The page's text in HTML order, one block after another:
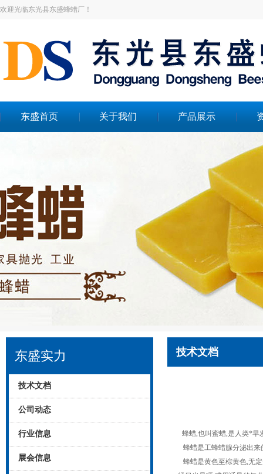
欢迎光临东光县东盛蜂蜡厂！
东盛首页 关于我们 产品展示
东盛实力
技术文档
公司动态
行业信息
展会信息
技术文档
蜂蜡,也叫蜜蜡,是人类*早
蜂蜡是工蜂蜡腺分泌出来
蜂蜡是黄色至棕黄色,无